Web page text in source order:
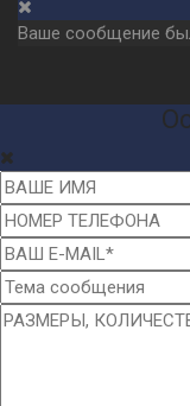
Ваше сообщение